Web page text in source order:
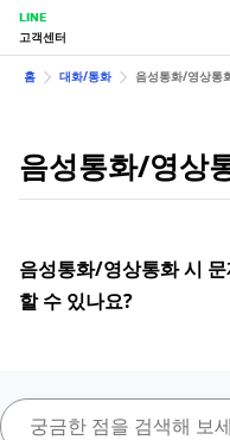
LINE
고객센터
홈 대화/통화 음성통화/영상통
음성통화/영상
음성통화/영상통화 시
할 수 있나요?